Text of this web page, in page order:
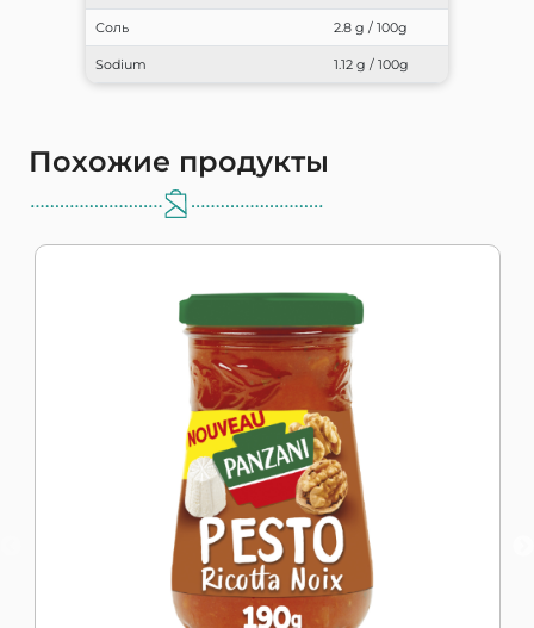
Соль 2.8 g / 100g
Sodium 1.12 g / 100g
Похожие продукты